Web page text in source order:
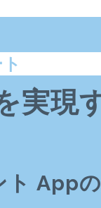
実現
App